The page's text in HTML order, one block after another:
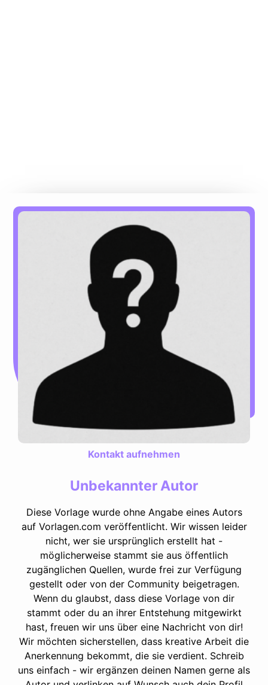
Kontakt aufnehmen
Unbekannter Autor
Diese Vorlage wurde ohne Angabe eines Autors
auf Vorlagen.com veröffentlicht. Wir wissen leider
nicht, wer sie ursprünglich erstellt hat -
möglicherweise stammt sie aus öffentlich
zugänglichen Quellen, wurde frei zur Verfügung
gestellt oder von der Community beigetragen.
Wenn du glaubst, dass diese Vorlage von dir
stammt oder du an ihrer Entstehung mitgewirkt
hast, freuen wir uns über eine Nachricht von dir!
Wir möchten sicherstellen, dass kreative Arbeit die
Anerkennung bekommt, die sie verdient. Schreib
uns einfach - wir ergänzen deinen Namen gerne als